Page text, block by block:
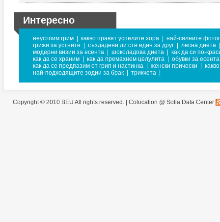
Интересно
неустоим грим какво правят успелите хора
най-силните
грижи за устните
създадени ли сте един за друг лесна диета
модерни визии за есента
шоколадова диета
как да си по-
как да се храним
как да премахнем целулита
обувки за есента
как да се предпазим от грип и настинка
женски прически
най-подходящите зодии за брак
трикчета
Copyright © 2010 BEU All rights reserved. | Colocation @ Sofia Data Center